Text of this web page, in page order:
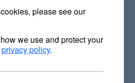
ermöglicht es uns, den
Bibliotheksinhalten auf neue und
sagte Claudia Weissman,
Libraries & Education bei
ihrer Bibliothek nun nahtlos auf
please see our
we use and protect your
privacy policy.